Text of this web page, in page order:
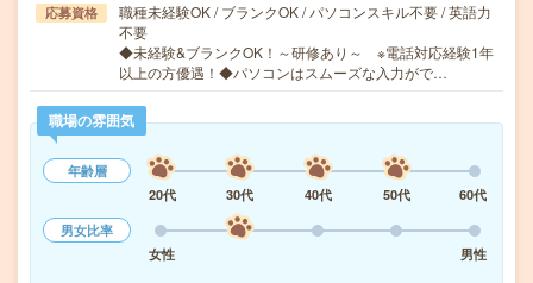
応募資格
職種未経験OK / ブランクOK / パソコンスキル不要 / 英語力
不要
◆未経験&ブランクOK！～研修あり～ ※電話対応経験1年
以上の方優遇！◆パソコンはスムーズな入力がで…
職場の雰囲気
年齢層
20代
30代 40代 50代
60代
男女比率
女性
男性